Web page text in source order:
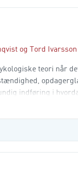
og Tord Ivarsson
teori når
indføring i